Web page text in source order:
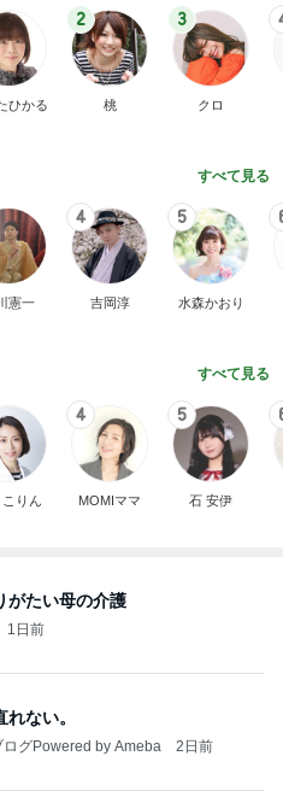
ひかる
2
桃
3
クロ
すべて見る
憲一
4
吉岡淳
5
水森かおり
すべて見る
りん
4
MOMIママ
5
石 安伊
がたい母の介護
1日前
ない。
ログPowered by Ameba 2日前